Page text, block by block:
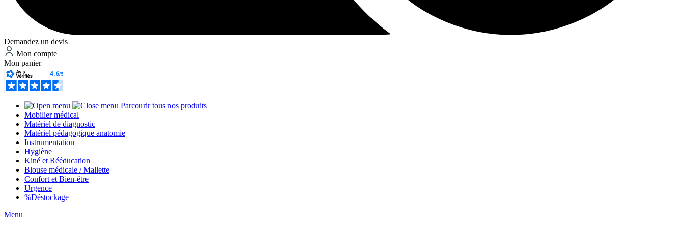
Demandez un devis
Mon compte
Mon panier
Parcourir tous nos produits
Mobilier médical
Matériel de diagnostic
Matériel pédagogique anatomie
Instrumentation
Hygiène
Kiné et Rééducation
Blouse médicale / Mallette
Confort et Bien-être
Urgence
%Déstockage
Menu